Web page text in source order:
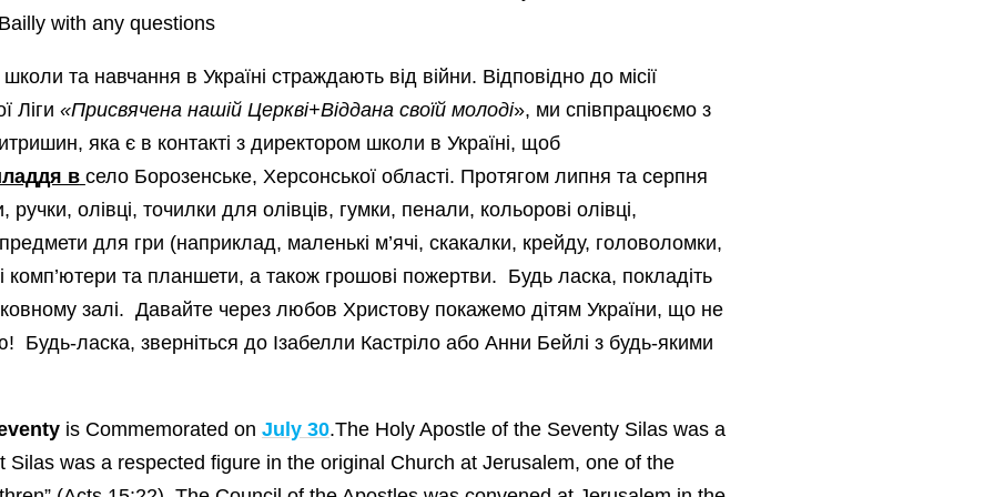
with any questions
та навчання в Україні страждають від війни. Відповідно до місії
Ліги «Присвячена нашій Церкві+Віддана своїй молоді», ми співпрацюємо з
яка є в контакті з директором школи в Україні, щоб
в село Борозенське, Херсонської області. Протягом липня та серпня
олівці, точилки для олівців, гумки, пенали, кольорові олівці,
для гри (наприклад, маленькі м’ячі, скакалки, крейду, головоломки,
комп’ютери та планшети, а також грошові пожертви. Будь ласка, покладіть
залі. Давайте через любов Христову покажемо дітям України, що не
Будь-ласка, зверніться до Ізабелли Кастріло або Анни Бейлі з будь-якими
is Commemorated on July 30.The Holy Apostle of the Seventy Silas was a
Silas was a respected figure in the original Church at Jerusalem, one of the